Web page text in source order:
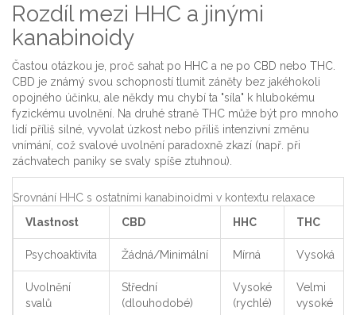
Rozdíl mezi HHC a jinými
kanabinoidy
Častou otázkou je, proč sahat po HHC a ne po CBD nebo THC.
CBD je známý svou schopností tlumit záněty bez jakéhokoli
opojného účinku, ale někdy mu chybí ta "síla" k hlubokému
fyzickému uvolnění. Na druhé straně THC může být pro mnoho
lidí příliš silné, vyvolat úzkost nebo příliš intenzivní změnu
vnímání, což svalové uvolnění paradoxně zkazí (např. při
záchvatech paniky se svaly spíše ztuhnou).
Srovnání HHC s ostatními kanabinoidmi v kontextu relaxace
Vlastnost
CBD HHC THC
Psychoaktivita Žádná/Minimální Mírná Vysoká
Uvolnění
svalů
Střední
(dlouhodobé)
Vysoké
(rychlé)
Velmi
vysoké